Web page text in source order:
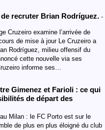
recruter Brian Rodríguez. -
Cruzeiro examine l’arrivée de
de mise à jour Le Cruzeiro a
Rodríguez, milieu offensif du
cette nouvelle via ses
informe ses…
Gimenez et Farioli : ce qui
de départ des
Milan : le FC Porto est sur le
de plus en plus éloigné du club